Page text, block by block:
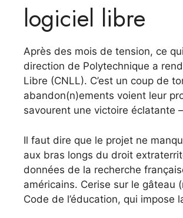
logiciel libre
Après des mois de tension, ce
direction de Polytechnique a
Libre (CNLL). C’est un coup de
abandon(n)ements voient leur
savourent une victoire éclatante
Il faut dire que le projet ne
aux bras longs du droit
données de la recherche
américains. Cerise sur le gâteau
Code de l’éducation, qui impose